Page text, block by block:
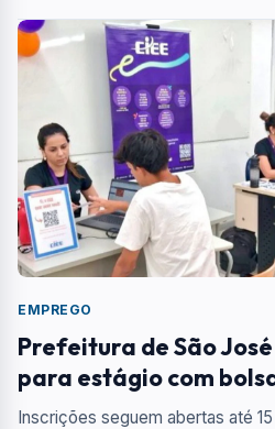
EMPREGO
Prefeitura de São
para estágio com
Inscrições seguem abertas até